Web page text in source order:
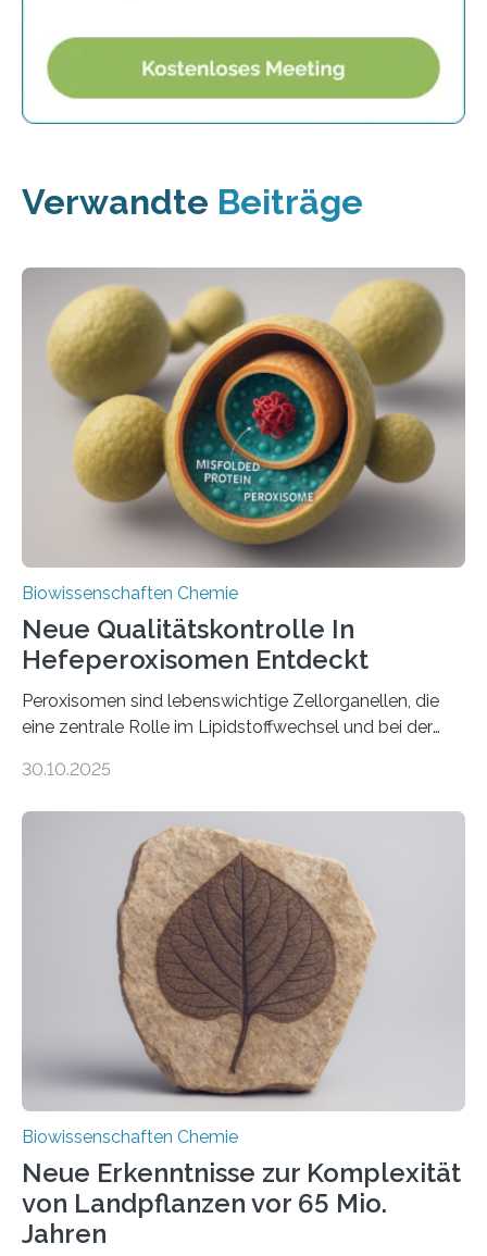
Verwandte Beiträge
Biowissenschaften Chemie
Neue Qualitätskontrolle In
Hefeperoxisomen Entdeckt
Peroxisomen sind lebenswichtige Zellorganellen, die
eine zentrale Rolle im Lipidstoffwechsel und bei der
erfüllen können, müssen zahlreiche Enzyme präzise in
der Ruhr-Universität Bochum um Prof. Dr. Ralf Erdmann
und Dr. Ismaila Francis Yusuf hat nun einen bislang
unbekannten Qualitätskontrollmechanismus des
peroxisomalen Proteintransports in der Bäckerhefe
Saccharomyces cerevisiae entdeckt, der für die
Funktionsfähigkeit der Organellen entscheidend ist. Die
Studie wurde am 28. Oktober 2025 in der
Fachzeitschrift…
30.10.2025
Biowissenschaften Chemie
Neue Erkenntnisse zur Komplexität
von Landpflanzen vor 65 Mio.
Jahren